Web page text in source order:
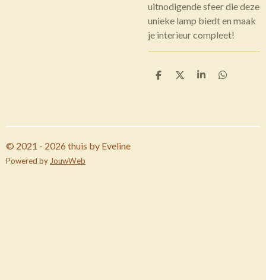
uitnodigende sfeer die deze
unieke lamp biedt en maak
je interieur compleet!
D
D
S
D
© 2021 - 2026 thuis by Eveline
Powered by JouwWeb